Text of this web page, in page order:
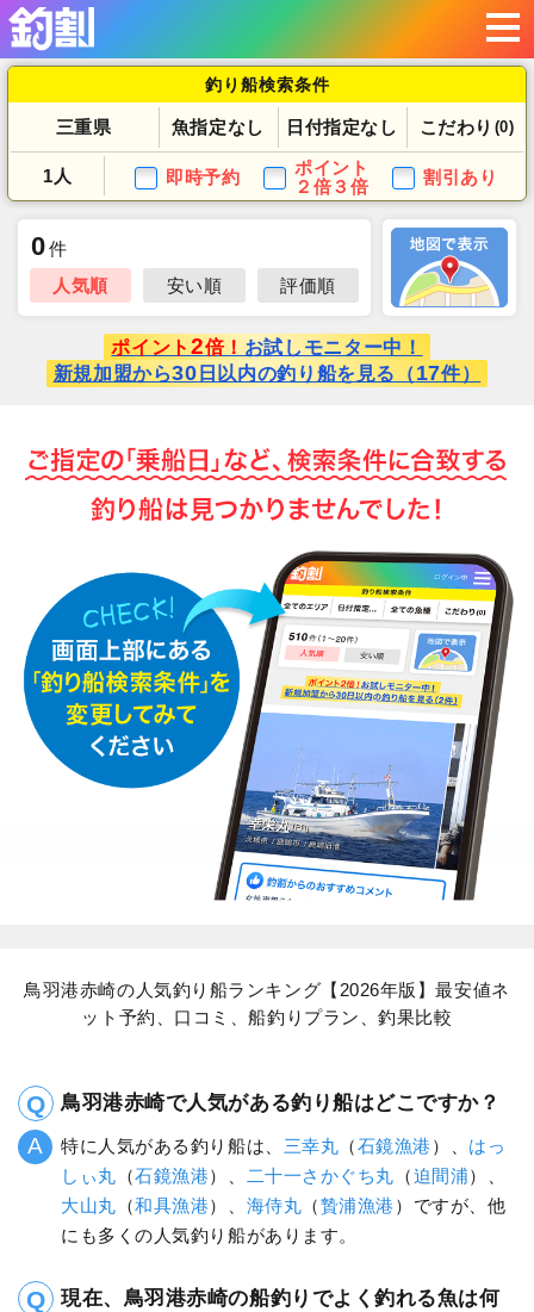
釣り船検索条件
三重県 魚指定なし 日付指定なし こだわり (0)
1人 即時予約
ポイント
２倍３倍
割引あり
0件
人気順
安い順 評価順
ポイント 2倍！ お試しモニター中！
新規加盟から30 日以内の釣り船を見る（17件）
鳥羽港赤崎の人気釣り船ランキング【2026年版】最安値ネ
ット予約、口コミ、船釣りプラン、釣果比較
鳥羽港赤崎で人気がある釣り船はどこですか？
特に人気がある釣り船は、 三幸丸 （石鏡漁港 ）、 はっ
しぃ丸 （石鏡漁港）、 二十一さかぐち丸 （迫間浦）、
大山丸 （和具漁港）、 海侍丸 （贄浦漁港 ）ですが、他
にも多くの人気釣り船があります。
現在、鳥羽港赤崎の船釣りでよく釣れる魚は何